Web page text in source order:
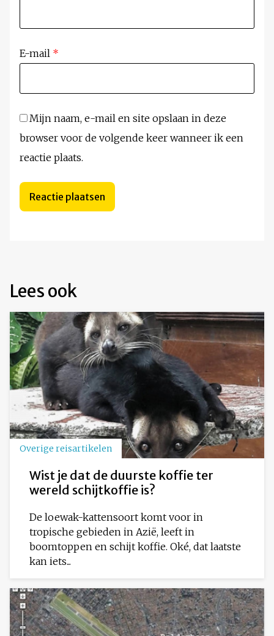
E-mail *
Mijn naam, e-mail en site opslaan in deze
browser voor de volgende keer wanneer ik een
reactie plaats.
Lees ook
Overige reisartikelen
Wist je dat de duurste koffie ter
wereld schijtkoffie is?
De loewak-kattensoort komt voor in
tropische gebieden in Azië, leeft in
boomtoppen en schijt koffie. Oké, dat laatste
kan iets...